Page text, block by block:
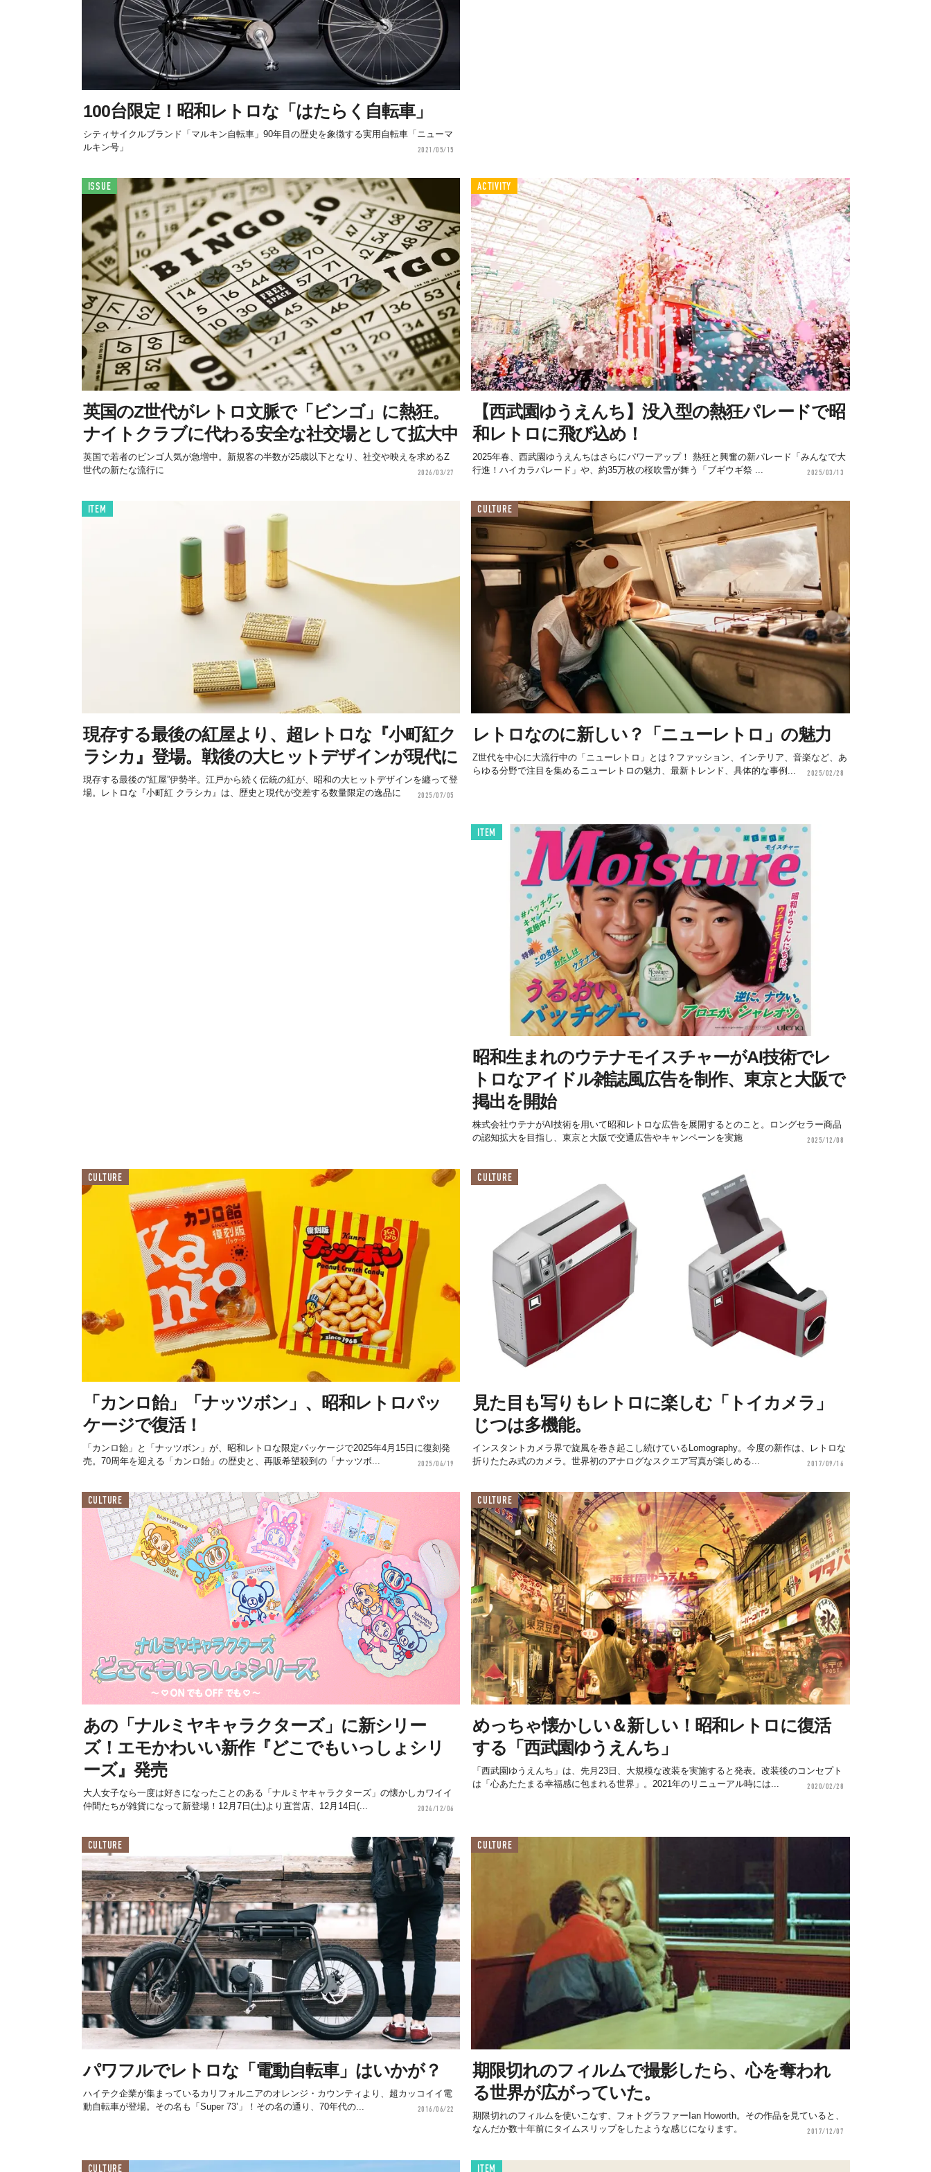
100台限定！昭和レトロな「はたらく自転車」
シティサイクルブランド「マルキン自転車」90年目の歴史を象徴する実用自転車「ニューマ
ルキン号」
2021/05/15
ISSUE
英国のZ世代がレトロ文脈で「ビンゴ」に熱狂。
ナイトクラブに代わる安全な社交場として拡大中
英国で若者のビンゴ人気が急増中。新規客の半数が25歳以下となり、社交や映えを求めるZ
世代の新たな流行に
2026/03/27
ACTIVITY
【西武園ゆうえんち】没入型の熱狂パレードで昭
和レトロに飛び込め！
2025年春、西武園ゆうえんちはさらにパワーアップ！ 熱狂と興奮の新パレード「みんなで大
行進！ハイカラパレード」や、約35万枚の桜吹雪が舞う「ブギウギ祭 ...
2025/03/13
ITEM
現存する最後の紅屋より、超レトロな『小町紅ク
ラシカ』登場。戦後の大ヒットデザインが現代に
現存する最後の“紅屋”伊勢半。江戸から続く伝統の紅が、昭和の大ヒットデザインを纏って登
場。レトロな『小町紅 クラシカ』は、歴史と現代が交差する数量限定の逸品に
2025/07/05
CULTURE
レトロなのに新しい？「ニューレトロ」の魅力
Z世代を中心に大流行中の「ニューレトロ」とは？ファッション、インテリア、音楽など、あ
らゆる分野で注目を集めるニューレトロの魅力、最新トレンド、具体的な事例...
2025/02/28
ITEM
昭和生まれのウテナモイスチャーがAI技術でレ
トロなアイドル雑誌風広告を制作、東京と大阪で
掲出を開始
株式会社ウテナがAI技術を用いて昭和レトロな広告を展開するとのこと。ロングセラー商品
の認知拡大を目指し、東京と大阪で交通広告やキャンペーンを実施
2025/12/08
CULTURE
「カンロ飴」「ナッツボン」、昭和レトロパッ
ケージで復活！
「カンロ飴」と「ナッツボン」が、昭和レトロな限定パッケージで2025年4月15日に復刻発
売。70周年を迎える「カンロ飴」の歴史と、再販希望殺到の「ナッツボ...
2025/04/19
CULTURE
見た目も写りもレトロに楽しむ「トイカメラ」
じつは多機能。
インスタントカメラ界で旋風を巻き起こし続けているLomography。今度の新作は、レトロな
折りたたみ式のカメラ。世界初のアナログなスクエア写真が楽しめる...
2017/09/16
CULTURE
あの「ナルミヤキャラクターズ」に新シリー
ズ！エモかわいい新作『どこでもいっしょシリ
ーズ』発売
大人女子なら一度は好きになったことのある「ナルミヤキャラクターズ」の懐かしカワイイ
仲間たちが雑貨になって新登場！12月7日(土)より直営店、12月14日(...
2024/12/06
CULTURE
めっちゃ懐かしい＆新しい！昭和レトロに復活
する「西武園ゆうえんち」
「西武園ゆうえんち」は、先月23日、大規模な改装を実施すると発表。改装後のコンセプト
は「心あたたまる幸福感に包まれる世界」。2021年のリニューアル時には...
2020/02/28
CULTURE
パワフルでレトロな「電動自転車」はいかが？
ハイテク企業が集まっているカリフォルニアのオレンジ・カウンティより、超カッコイイ電
動自転車が登場。その名も「Super 73’」！その名の通り、70年代の...
2016/06/22
CULTURE
期限切れのフィルムで撮影したら、心を奪われ
る世界が広がっていた。
期限切れのフィルムを使いこなす、フォトグラファーIan Howorth。その作品を見ていると、
なんだか数十年前にタイムスリップをしたような感じになります。
2017/12/07
CULTURE ITEM